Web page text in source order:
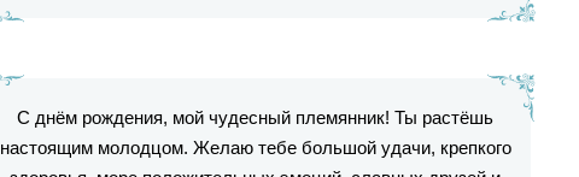
С днём рождения, мой чудесный племянник! Ты растёшь
настоящим молодцом. Желаю тебе большой удачи, крепкого